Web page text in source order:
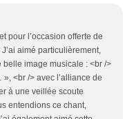
pour l’occasion offerte de
aimé particulièrement,
image musicale : <br />
<br /> avec l’alliance de
à une veillée scoute
entendions ce chant,